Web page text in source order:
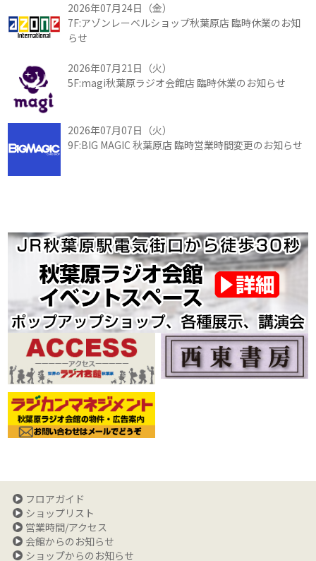
2026年07月24日（金）
7F:アゾンレーベルショップ秋葉原店 臨時休業のお知
らせ
2026年07月21日（火）
5F:magi秋葉原ラジオ会館店 臨時休業のお知らせ
2026年07月07日（火）
9F:BIG MAGIC 秋葉原店 臨時営業時間変更のお知らせ
フロアガイド
ショップリスト
営業時間/アクセス
会館からのお知らせ
ショップからのお知らせ